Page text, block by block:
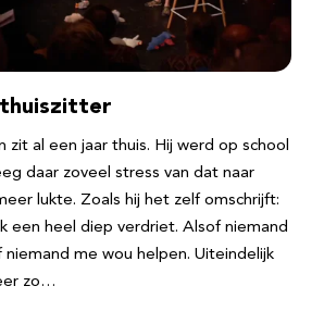
thuiszitter
zit al een jaar thuis. Hij werd op school
daar zoveel stress van dat naar
lukte. Zoals hij het zelf omschrijft:
een heel diep verdriet. Alsof niemand
me wou helpen. Uiteindelijk
zo…